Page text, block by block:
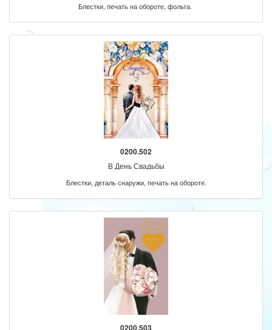
Блестки, печать на обороте, фольга.
0200.502
В День Свадьбы
Блестки, деталь снаружи, печать на обороте.
0200.503